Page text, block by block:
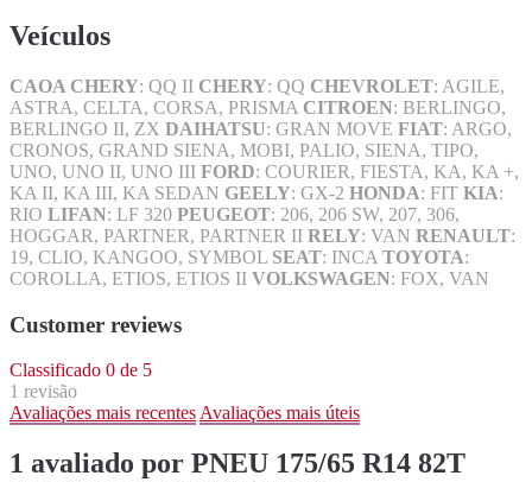
Veículos
CAOA CHERY: QQ II CHERY: QQ CHEVROLET: AGILE,
ASTRA, CELTA, CORSA, PRISMA CITROEN: BERLINGO,
BERLINGO II, ZX DAIHATSU: GRAN MOVE FIAT: ARGO,
CRONOS, GRAND SIENA, MOBI, PALIO, SIENA, TIPO,
UNO, UNO II, UNO III FORD: COURIER, FIESTA, KA, KA +,
KA II, KA III, KA SEDAN GEELY: GX-2 HONDA: FIT KIA:
RIO LIFAN: LF 320 PEUGEOT: 206, 206 SW, 207, 306,
HOGGAR, PARTNER, PARTNER II RELY: VAN RENAULT:
19, CLIO, KANGOO, SYMBOL SEAT: INCA TOYOTA:
COROLLA, ETIOS, ETIOS II VOLKSWAGEN: FOX, VAN
Customer reviews
Classificado 0 de 5
1 revisão
Avaliações mais recentes Avaliações mais úteis
1 avaliado por PNEU 175/65 R14 82T